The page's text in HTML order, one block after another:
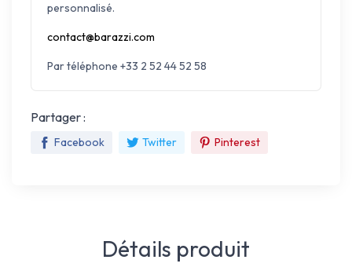
personnalisé.
contact@barazzi.com
Par téléphone +33 2 52 44 52 58
Partager :
Facebook Twitter Pinterest
Détails produit